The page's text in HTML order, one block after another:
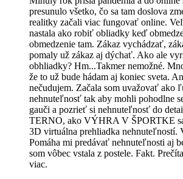
presunulo všetko, čo sa tam doslova
realitky začali viac fungovať online.
nastala ako robiť obliadky keď
obmedzenie tam. Zákaz vychádzať,
pomaly už zákaz aj dýchať. Ako ale
obhliadky? Hm...Takmer nemožné.
že to už bude hádam aj koniec sveta.
nečudujem. Začala som uvažovať ako
nehnuteľnosť tak aby mohli pohodlne
gauči a pozrieť si nehnuteľnosť do
TERNO, ako VÝHRA V ŠPORTKE
3D virtuálna prehliadka nehnuteľností.
Pomáha mi predávať nehnuteľnosti aj
som vôbec vstala z postele. Fakt.
viac.